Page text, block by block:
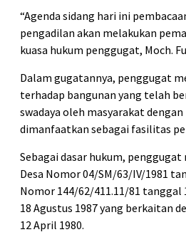
“Agenda sidang hari ini
pengadilan akan melakukan
kuasa hukum penggugat, Moch.
Dalam gugatannya, penggugat
terhadap bangunan yang telah
swadaya oleh masyarakat
dimanfaatkan sebagai fasilitas
Sebagai dasar hukum,
Desa Nomor 04/SM/63/IV/1981
Nomor 144/62/411.11/81
18 Agustus 1987 yang berkaitan
12 April 1980.